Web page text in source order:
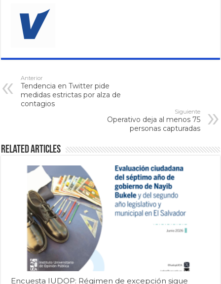
Anterior
Tendencia en Twitter pide
medidas estrictas por alza de
contagios
Siguiente
Operativo deja al menos 75
personas capturadas
Related Articles
Encuesta IUDOP: Régimen de excepción sigue